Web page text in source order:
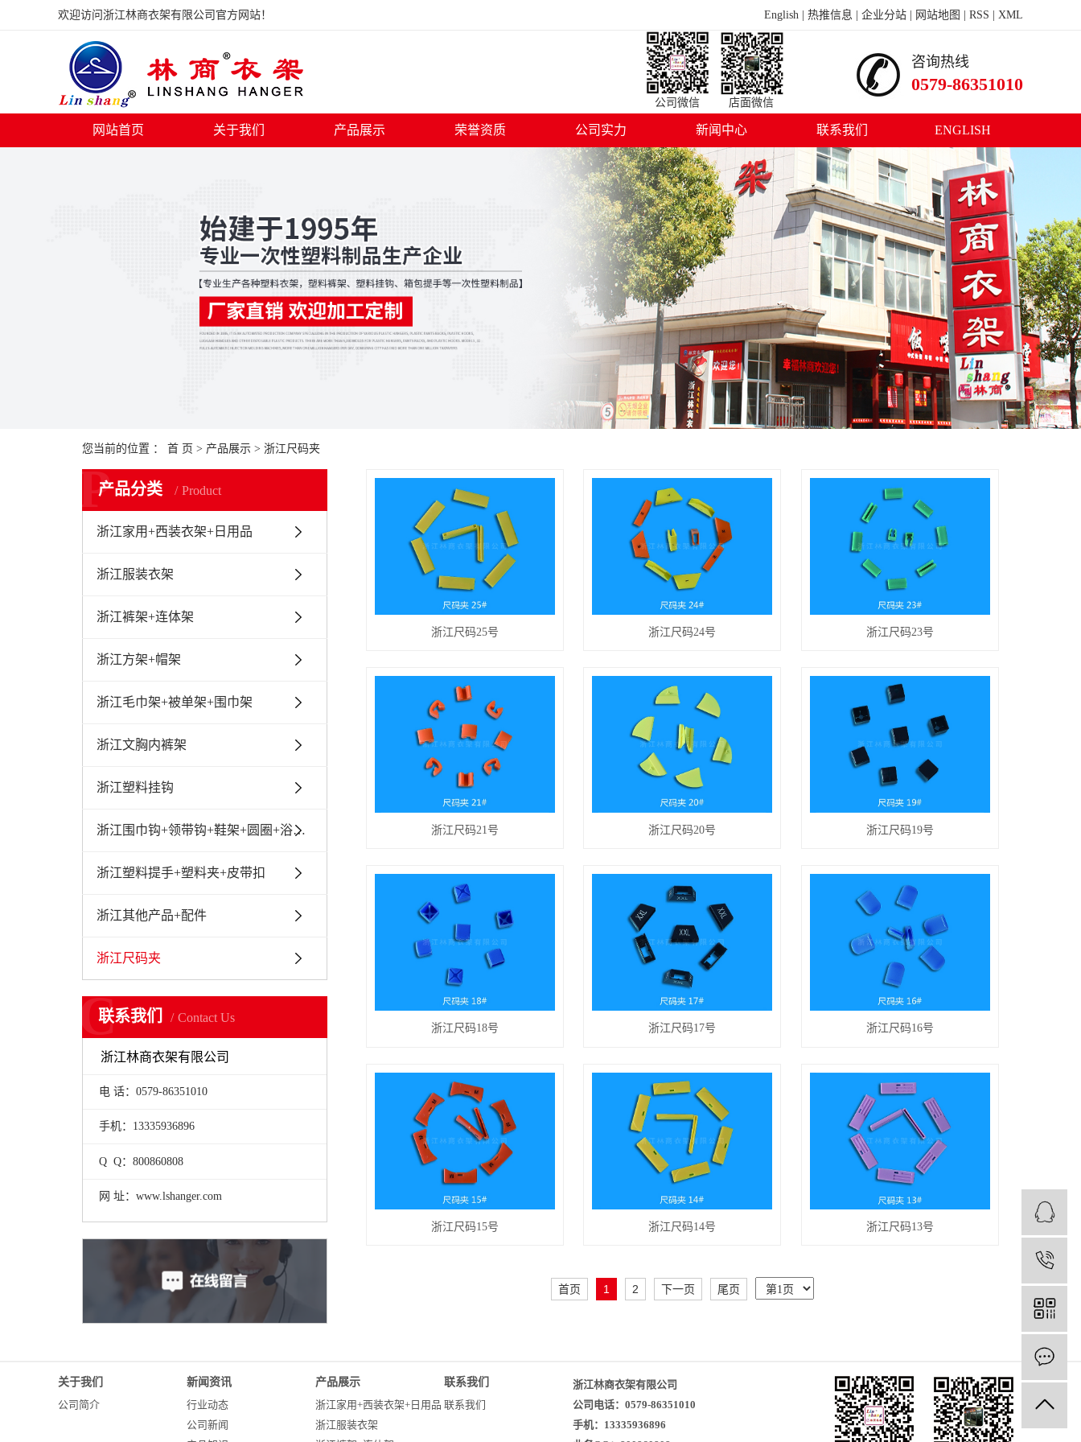
欢迎访问浙江林商衣架有限公司官方网站！ English 热推信息 企业分站 网站地图 RSS XML
公司微信 店面微信
咨询热线
0579-86351010
网站首页 关于我们 产品展示 荣誉资质 公司实力 新闻中心 联系我们 ENGLISH
您当前的位置 ： 首 页 > 产品展示 > 浙江尺码夹
产品分类 Product
P
浙江家用+西装衣架+日用品
浙江服装衣架
浙江裤架+连体架
浙江方架+帽架
浙江毛巾架+被单架+围巾架
浙江文胸内裤架
浙江塑料挂钩
浙江围巾钩+领带钩+鞋架+圆圈+浴帘钩
浙江塑料提手+塑料夹+皮带扣
浙江其他产品+配件
浙江尺码夹
联系我们 Contact Us
C
浙江林商衣架有限公司
电 话：0579-86351010
手机：13335936896
Q Q：800860808
网 址：www.lshanger.com
浙江尺码25号 浙江尺码24号 浙江尺码23号
浙江尺码21号 浙江尺码20号 浙江尺码19号
浙江尺码18号 浙江尺码17号 浙江尺码16号
浙江尺码15号 浙江尺码14号 浙江尺码13号
首页 1 2 下一页 尾页
关于我们
公司简介
新闻资讯
行业动态
公司新闻
产品展示
浙江家用+西装衣架+日用品
浙江服装衣架
联系我们
联系我们
浙江林商衣架有限公司
公司电话：0579-86351010
手机：13335936896